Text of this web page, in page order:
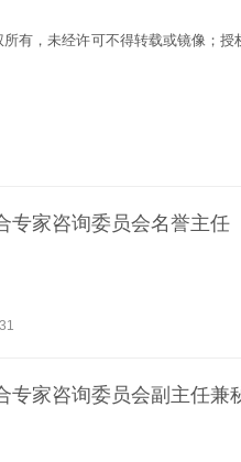
有，未经许可不得转载或镜像；授
专家咨询委员会名誉主任
专家咨询委员会副主任兼